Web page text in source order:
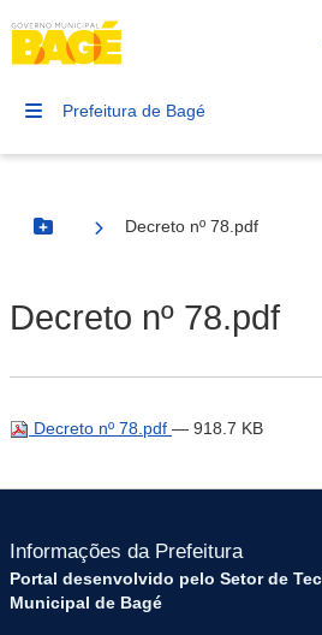
Prefeitura de Bagé
Botão Menu
Decreto nº 78.pdf
Decreto nº 78.pdf
Decreto nº 78.pdf — 918.7 KB
Informações da Prefeitura
Portal desenvolvido pelo Setor de
Municipal de Bagé